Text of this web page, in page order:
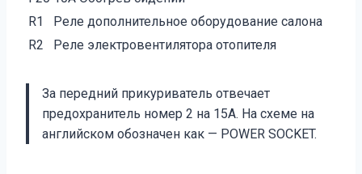
R1
Реле дополнительное оборудование салона
R2
Реле электровентилятора отопителя
За передний прикуриватель отвечает
предохранитель номер 2 на 15А. На схеме на
английском обозначен как — POWER SOCKET.